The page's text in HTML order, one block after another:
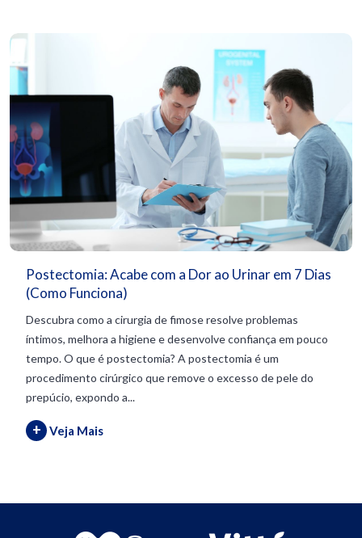
Postectomia: Acabe com a Dor ao Urinar em 7 Dias
(Como Funciona)
Descubra como a cirurgia de fimose resolve problemas
íntimos, melhora a higiene e desenvolve confiança em pouco
tempo. O que é postectomia? A postectomia é um
procedimento cirúrgico que remove o excesso de pele do
prepúcio, expondo a...
+ Veja Mais